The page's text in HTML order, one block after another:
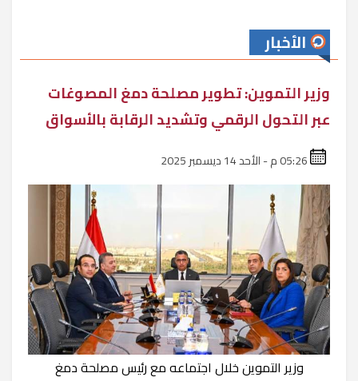
الأخبار
وزير التموين: تطوير مصلحة دمغ المصوغات
عبر التحول الرقمي وتشديد الرقابة بالأسواق
وزير التموين خلال اجتماعه مع رئيس مصلحة دمغ